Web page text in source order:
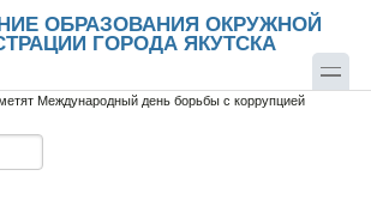
ОБРАЗОВАНИЯ ОКРУЖНОЙ
ГОРОДА ЯКУТСКА
Международный день борьбы с коррупцией